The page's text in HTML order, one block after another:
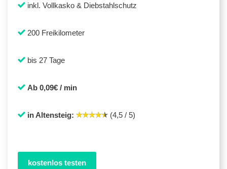
inkl. Vollkasko & Diebstahlschutz
200 Freikilometer
bis 27 Tage
Ab 0,09€ / min
in Altensteig: (4,5 / 5)
kostenlos testen